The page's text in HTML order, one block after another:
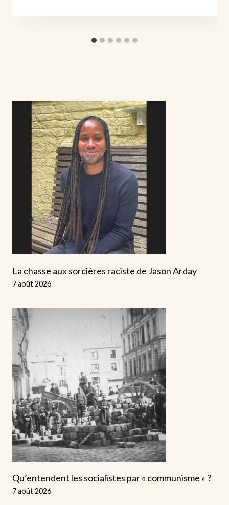
La chasse aux sorcières raciste de Jason Arday
7 août 2026
Qu’entendent les socialistes par « communisme » ?
7 août 2026